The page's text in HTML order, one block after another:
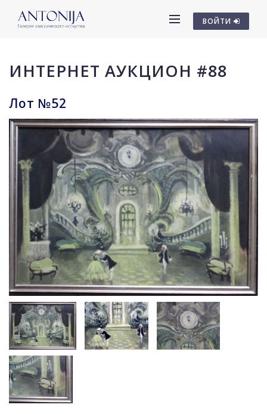
ВОЙТИ
ИНТЕРНЕТ АУКЦИОН #88
Лот №52